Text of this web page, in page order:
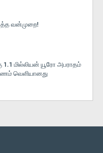
வன்முறை!
1.1 மில்லியன் யூரோ அபராதம்
வெளியானது